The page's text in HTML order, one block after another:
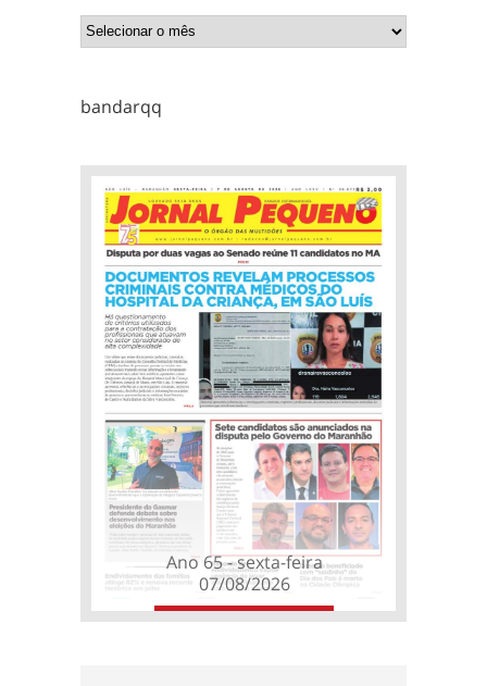
bandarqq
Ano 65 - sexta-feira
07/08/2026